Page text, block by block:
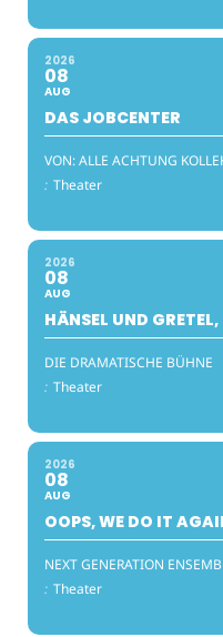
2026
08
AUG
DAS JOBCENTER
VON: ALLE ACHTUNG
: Theater
2026
08
AUG
HÄNSEL UND
DIE DRAMATISCHE BÜHNE
: Theater
2026
08
AUG
OOPS, WE DO IT
NEXT GENERATION
: Theater